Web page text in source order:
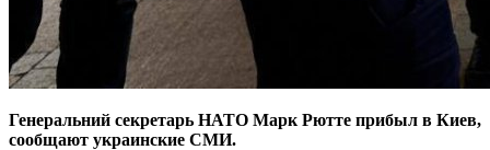
Генеральний секретарь НАТО Марк Рютте прибыл в Киев,
сообщают украинские СМИ.